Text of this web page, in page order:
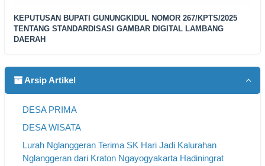
KEPUTUSAN BUPATI GUNUNGKIDUL NOMOR 267/KPTS/2025
TENTANG STANDARDISASI GAMBAR DIGITAL LAMBANG
DAERAH
Arsip Artikel
DESA PRIMA
DESA WISATA
Lurah Nglanggeran Terima SK Hari Jadi Kalurahan
Nglanggeran dari Kraton Ngayogyakarta Hadiningrat